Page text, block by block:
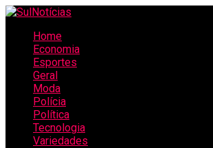
Home
Economia
Esportes
Geral
Moda
Polícia
Política
Tecnologia
Variedades